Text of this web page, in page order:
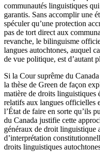
communautés linguistiques
garantis. Sans accomplir une
spéculer qu’une protection
pas de tort direct aux
revanche, le bilinguisme
langues autochtones, auquel
de vue politique, est d’autant
Si la Cour suprême du
la thèse de Green de façon
matière de droits linguistiques
relatifs aux langues officielles
l’État de faire en sorte qu’ils
du Canada justifie cette
généraux de droit linguistique
d’interprétation
droits linguistiques